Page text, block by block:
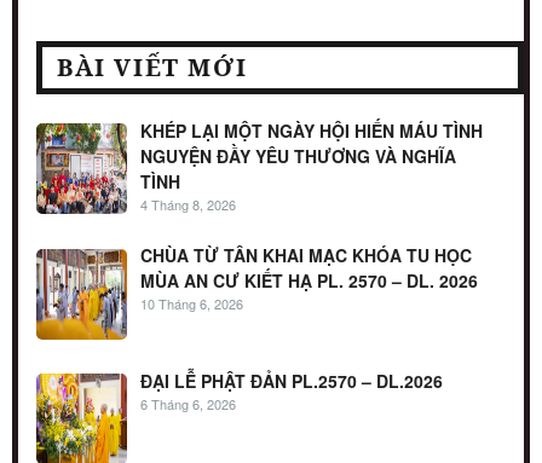
BÀI VIẾT MỚI
KHÉP LẠI MỘT NGÀY HỘI HIẾN MÁU TÌNH
NGUYỆN ĐẦY YÊU THƯƠNG VÀ NGHĨA
TÌNH
4 Tháng 8, 2026
CHÙA TỪ TÂN KHAI MẠC KHÓA TU HỌC
MÙA AN CƯ KIẾT HẠ PL. 2570 – DL. 2026
10 Tháng 6, 2026
ĐẠI LỄ PHẬT ĐẢN PL.2570 – DL.2026
6 Tháng 6, 2026